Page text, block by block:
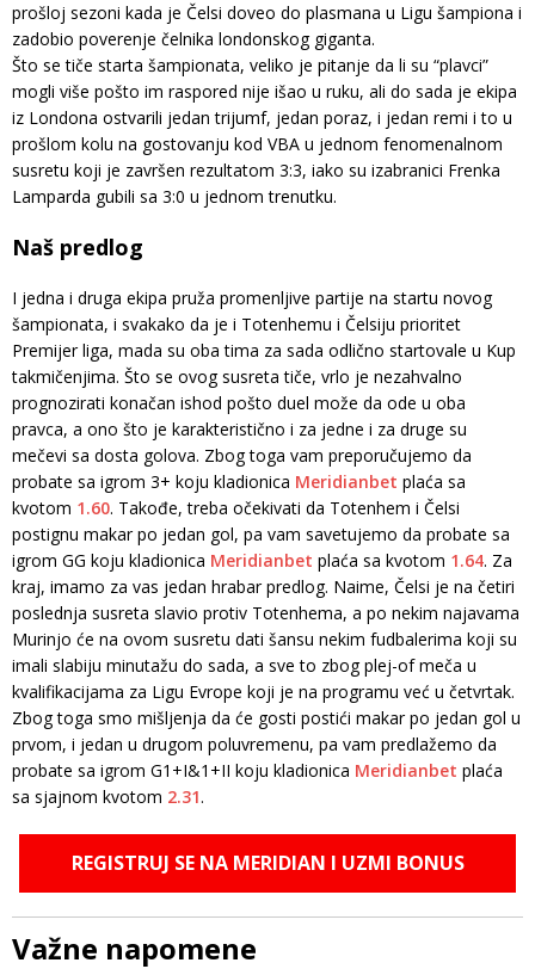
prošloj sezoni kada je Čelsi doveo do plasmana u Ligu šampiona i
zadobio poverenje čelnika londonskog giganta.
Što se tiče starta šampionata, veliko je pitanje da li su “plavci”
mogli više pošto im raspored nije išao u ruku, ali do sada je ekipa
iz Londona ostvarili jedan trijumf, jedan poraz, i jedan remi i to u
prošlom kolu na gostovanju kod VBA u jednom fenomenalnom
susretu koji je završen rezultatom 3:3, iako su izabranici Frenka
Lamparda gubili sa 3:0 u jednom trenutku.
Naš predlog
I jedna i druga ekipa pruža promenljive partije na startu novog
šampionata, i svakako da je i Totenhemu i Čelsiju prioritet
Premijer liga, mada su oba tima za sada odlično startovale u Kup
takmičenjima. Što se ovog susreta tiče, vrlo je nezahvalno
prognozirati konačan ishod pošto duel može da ode u oba
pravca, a ono što je karakteristično i za jedne i za druge su
mečevi sa dosta golova. Zbog toga vam preporučujemo da
probate sa igrom 3+ koju kladionica Meridianbet plaća sa
kvotom 1.60. Takođe, treba očekivati da Totenhem i Čelsi
postignu makar po jedan gol, pa vam savetujemo da probate sa
igrom GG koju kladionica Meridianbet plaća sa kvotom 1.64. Za
kraj, imamo za vas jedan hrabar predlog. Naime, Čelsi je na četiri
poslednja susreta slavio protiv Totenhema, a po nekim najavama
Murinjo će na ovom susretu dati šansu nekim fudbalerima koji su
imali slabiju minutažu do sada, a sve to zbog plej-of meča u
kvalifikacijama za Ligu Evrope koji je na programu već u četvrtak.
Zbog toga smo mišljenja da će gosti postići makar po jedan gol u
prvom, i jedan u drugom poluvremenu, pa vam predlažemo da
probate sa igrom G1+I&1+II koju kladionica Meridianbet plaća
sa sjajnom kvotom 2.31.
REGISTRUJ SE NA MERIDIAN I UZMI BONUS
Važne napomene